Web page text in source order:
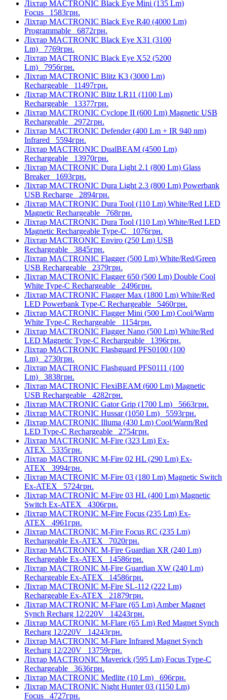
Ліхтар MACTRONIC Black Eye Mini (135 Lm)
Focus 1583грн.
Ліхтар MACTRONIC Black Eye R40 (4000 Lm)
Programmable 6872грн.
Ліхтар MACTRONIC Black Eye X31 (3100
Lm) 7769грн.
Ліхтар MACTRONIC Black Eye X52 (5200
Lm) 7956грн.
Ліхтар MACTRONIC Blitz K3 (3000 Lm)
Rechargeable 11497грн.
Ліхтар MACTRONIC Blitz LR11 (1100 Lm)
Rechargeable 13377грн.
Ліхтар MACTRONIC Cyclope II (600 Lm) Magnetic USB
Rechargeable 2972грн.
Ліхтар MACTRONIC Defender (400 Lm + IR 940 nm)
Infrared 5594грн.
Ліхтар MACTRONIC DualBEAM (4500 Lm)
Rechargeable 13970грн.
Ліхтар MACTRONIC Dura Light 2.1 (800 Lm) Glass
Breaker 1693грн.
Ліхтар MACTRONIC Dura Light 2.3 (800 Lm) Powerbank
USB Recharge 2894грн.
Ліхтар MACTRONIC Dura Tool (110 Lm) White/Red LED
Magnetic Rechargeable 768грн.
Ліхтар MACTRONIC Dura Tool (110 Lm) White/Red LED
Magnetic Rechargeable Type-C 1076грн.
Ліхтар MACTRONIC Enviro (250 Lm) USB
Rechargeable 3845грн.
Ліхтар MACTRONIC Flagger (500 Lm) White/Red/Green
USB Rechargeable 2379грн.
Ліхтар MACTRONIC Flagger 650 (500 Lm) Double Cool
White Type-C Rechargeable 2496грн.
Ліхтар MACTRONIC Flagger Max (1800 Lm) White/Red
LED Powerbank Type-C Rechargeable 5460грн.
Ліхтар MACTRONIC Flagger Mini (500 Lm) Cool/Warm
White Type-C Rechargeable 1154грн.
Ліхтар MACTRONIC Flagger Nano (500 Lm) White/Red
LED Magnetic Type-C Rechargeable 1396грн.
Ліхтар MACTRONIC Flashguard PFS0100 (100
Lm) 2730грн.
Ліхтар MACTRONIC Flashguard PFS0111 (100
Lm) 3838грн.
Ліхтар MACTRONIC FlexiBEAM (600 Lm) Magnetic
USB Rechargeable 4282грн.
Ліхтар MACTRONIC Gator Grip (1700 Lm) 5663грн.
Ліхтар MACTRONIC Hussar (1050 Lm) 5593грн.
Ліхтар MACTRONIC Illuma (430 Lm) Cool/Warm/Red
LED Type-C Rechargeable 2754грн.
Ліхтар MACTRONIC M-Fire (323 Lm) Ex-
ATEX 5335грн.
Ліхтар MACTRONIC M-Fire 02 HL (290 Lm) Ex-
ATEX 3994грн.
Ліхтар MACTRONIC M-Fire 03 (180 Lm) Magnetic Switch
Ex-ATEX 5724грн.
Ліхтар MACTRONIC M-Fire 03 HL (400 Lm) Magnetic
Switch Ex-ATEX 4306грн.
Ліхтар MACTRONIC M-Fire Focus (235 Lm) Ex-
ATEX 4961грн.
Ліхтар MACTRONIC M-Fire Focus RC (235 Lm)
Rechargeable Ex-ATEX 7020грн.
Ліхтар MACTRONIC M-Fire Guardian XR (240 Lm)
Rechargeable Ex-ATEX 14586грн.
Ліхтар MACTRONIC M-Fire Guardian XW (240 Lm)
Rechargeable Ex-ATEX 14586грн.
Ліхтар MACTRONIC M-Fire SL-112 (222 Lm)
Rechargeable Ex-ATEX 21879грн.
Ліхтар MACTRONIC M-Flare (65 Lm) Amber Magnet
Synch Recharg 12/220V 14243грн.
Ліхтар MACTRONIC M-Flare (65 Lm) Red Magnet Synch
Recharg 12/220V 14243грн.
Ліхтар MACTRONIC M-Flare Infrared Magnet Synch
Recharg 12/220V 13759грн.
Ліхтар MACTRONIC Maverick (595 Lm) Focus Type-C
Rechargeable 3636грн.
Ліхтар MACTRONIC Medlite (10 Lm) 696грн.
Ліхтар MACTRONIC Night Hunter 03 (1150 Lm)
Focus 4727грн.